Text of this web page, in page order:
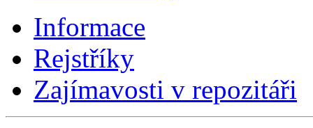
Informace
Rejstříky
Zajímavosti v repozitáři